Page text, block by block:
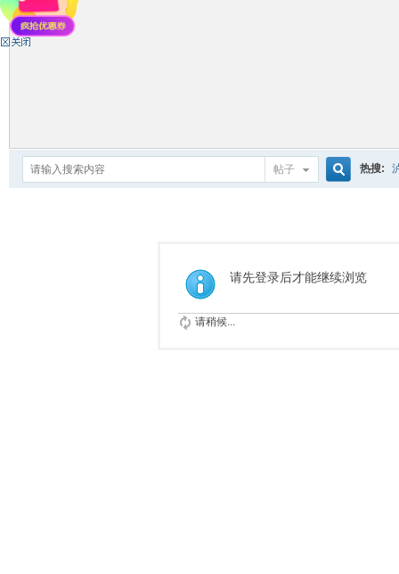
帖子
索
热搜:
请先登录后才能继续浏览
请稍候...